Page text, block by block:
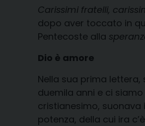
Carissimi fratelli,
dopo aver toccato in
Pentecoste alla
Dio è amore
Nella sua prima lettera,
duemila anni e ci
cristianesimo,
potenza, della cui ira